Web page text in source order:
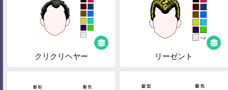
クリクリヘヤー リーゼント